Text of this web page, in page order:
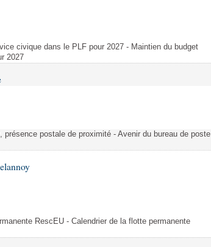
civique dans le PLF pour 2027 - Maintien du budget
2027
postale de proximité - Avenir du bureau de poste
RescEU - Calendrier de la flotte permanente